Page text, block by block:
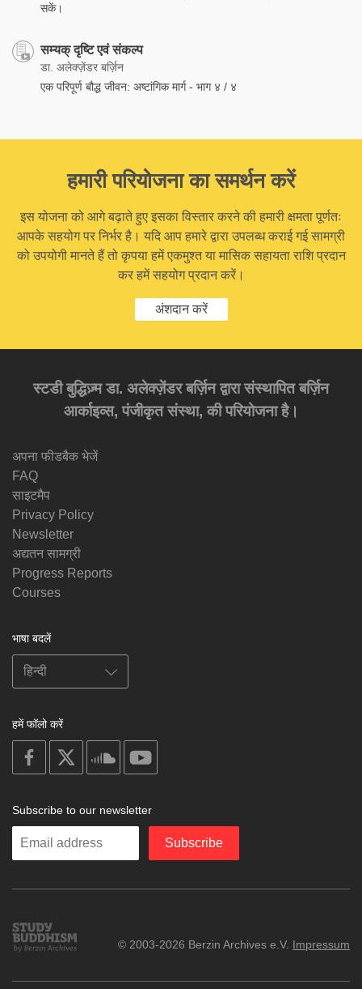
सकें।
सम्यक् दृष्टि एवं संकल्प
डा. अलेक्ज़ेंडर बर्ज़िन
एक परिपूर्ण बौद्ध जीवन: अष्टांगिक मार्ग - भाग ४ / ४
हमारी परियोजना का समर्थन करें
इस योजना को आगे बढ़ाते हुए इसका विस्तार करने की हमारी क्षमता पूर्णतः
आपके सहयोग पर निर्भर है। यदि आप हमारे द्वारा उपलब्ध कराई गई सामग्री
को उपयोगी मानते हैं तो कृपया हमें एकमुश्त या मासिक सहायता राशि प्रदान
कर हमें सहयोग प्रदान करें।
अंशदान करें
स्टडी बुद्धिज़्म डा. अलेक्ज़ेंडर बर्ज़िन द्वारा संस्थापित बर्ज़िन
आर्काइव्स, पंजीकृत संस्था, की परियोजना है।
अपना फीडबैक भेजें
FAQ
साइटमैप
Privacy Policy
Newsletter
अद्यतन सामग्री
Progress Reports
Courses
भाषा बदलें
हमें फॉलो करें
on
facebook
soundcloud
Subscribe to our newsletter
Enter
Subscribe
Study
Buddhism
© 2003-2026 Berzin Archives e.V. Impressum